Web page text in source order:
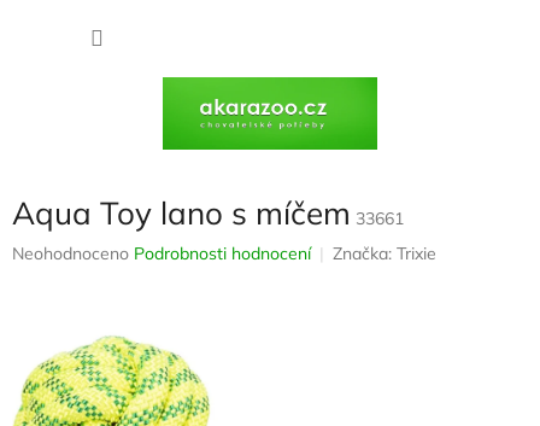
Aqua Toy lano s míčem 33661
Průměrné
hvězdiček.
Neohodnoceno Podrobnosti hodnocení Značka: Trixie